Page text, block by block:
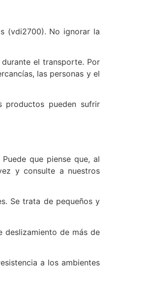
(vdi2700). No ignorar la
el transporte. Por
las personas y el
productos pueden sufrir
que piense que, al
y consulte a nuestros
Se trata de pequeños y
deslizamiento de más de
a los ambientes